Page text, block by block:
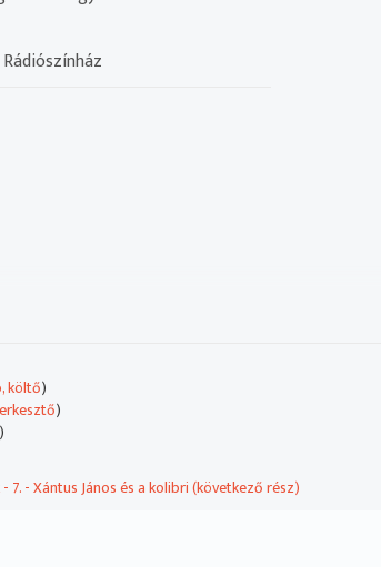
Rádiószínház
költő)
)
)
7. - Xántus János és a kolibri (következő rész)